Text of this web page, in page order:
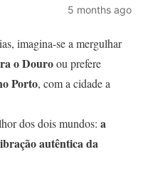
5 months ago
imagina-se a mergulhar
o Douroou prefere
Porto, com a cidade a
dos dois mundos: a
autêntica da